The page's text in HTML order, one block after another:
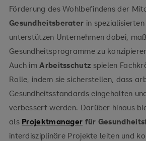
Förderung des Wohlbefindens der
Gesundheitsberater in
unterstützen Unternehmen dabei,
Gesundheitsprogramme zu
Auch imArbeitsschutz spielen
Rolle, indem sie sicherstellen, dass
Gesundheitsstandards eingehalten
verbessert werden. Darüber hinaus
als Projektmanager für
interdisziplinäre Projekte leiten und